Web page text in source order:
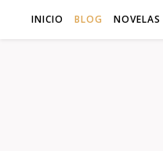
INICIO BLOG NOVELAS